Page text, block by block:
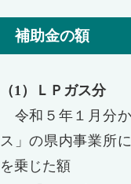
補助金の額
（1）ＬＰガス分
令和５年１月分
ス」の県内事業所
を乗じた額